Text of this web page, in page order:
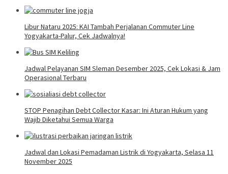
Libur Nataru 2025: KAI Tambah Perjalanan Commuter Line
Yogyakarta-Palur, Cek Jadwalnya!
Jadwal Pelayanan SIM Sleman Desember 2025, Cek Lokasi & Jam
Operasional Terbaru
STOP Penagihan Debt Collector Kasar: Ini Aturan Hukum yang
Wajib Diketahui Semua Warga
Jadwal dan Lokasi Pemadaman Listrik di Yogyakarta, Selasa 11
November 2025